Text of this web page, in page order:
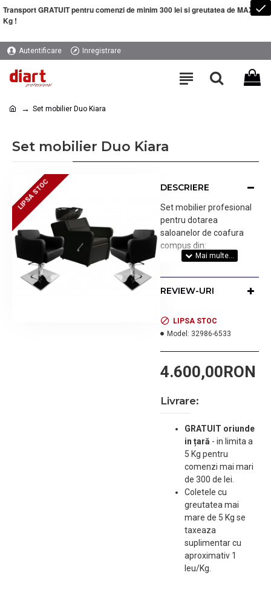
Transport GRATUIT pentru comenzi de minim 300 lei si greutatea de MAXIM 5
Kg !
Autentificare Inregistrare
Set mobilier Duo Kiara
Set mobilier Duo Kiara
LIPSA STOC
LIPSA STOC DESCRIERE
Set mobilier profesional
pentru dotarea
saloanelor de coafura
compus din:
saloane de coafura si frizerie
cu tapiterie din piele
pentru picioare tip recliner,
actionat de o maneta
spate. Modelul include
baterie, dus retractabil,
racord de scurgere si un
adaptor din silicon pentru
- doua scaune profesionale
pentru coafura cu pompa
hidraulica foarte rezistenta,
baza patrata in forma
piramidala, tapiterie de
culoare neagra.
REVIEW-URI
4.600,00RON
LIPSA STOC
Model: 32986-6533
Livrare:
GRATUIT oriunde
in țară - in limita a
5 Kg pentru
comenzi mai mari
de 300 de lei.
Coletele cu
greutatea mai
mare de 5 Kg se
taxeaza
suplimentar cu
aproximativ 1
leu/Kg.